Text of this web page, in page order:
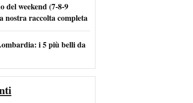
del weekend (7-8-9
nostra raccolta completa
i 5 più belli da